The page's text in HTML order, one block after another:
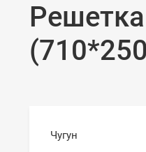
Чугун